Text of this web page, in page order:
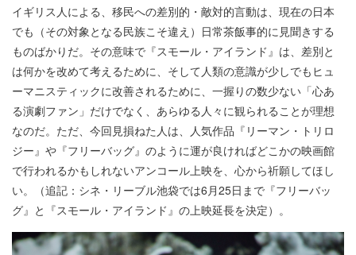
イギリス人による、移民への差別的・敵対的言動は、現在の日本
でも（その対象となる民族こそ違え）日常茶飯事的に見聞きする
ものばかりだ。その意味で『スモール・アイランド』は、差別と
は何かを改めて考えるために、そして人類の意識が少しでもヒュ
ーマニスティックに改善されるために、一握りの数少ない「心あ
る演劇ファン」だけでなく、あらゆる人々に観られることが理想
なのだ。ただ、今回見損ねた人は、人気作品『リーマン・トリロ
ジー』や『フリーバッグ』のように運が良ければどこかの映画館
で行われるかもしれないアンコール上映を、心から祈願してほし
い。（追記：シネ・リーブル池袋では6月25日まで『フリーバッ
グ』と『スモール・アイランド』の上映延長を決定）。